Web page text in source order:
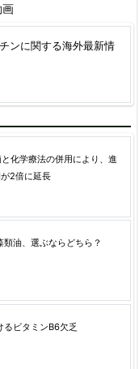
ンに関する海外最新情
化学療法の併用により、進
2倍に延長
類油、選ぶならどちら？
るビタミンB6欠乏